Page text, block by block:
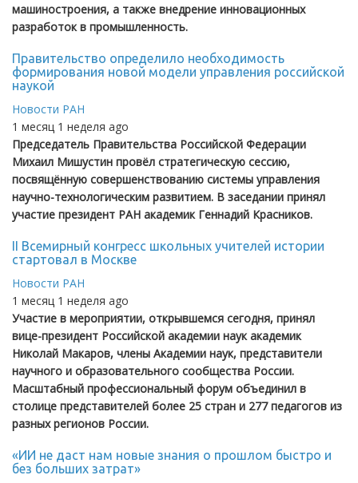
машиностроения, а также внедрение инновационных
разработок в промышленность.
Правительство определило необходимость
формирования новой модели управления российской
наукой
Новости РАН
1 месяц 1 неделя ago
Председатель Правительства Российской Федерации
Михаил Мишустин провёл стратегическую сессию,
посвящённую совершенствованию системы управления
научно-технологическим развитием. В заседании принял
участие президент РАН академик Геннадий Красников.
II Всемирный конгресс школьных учителей истории
стартовал в Москве
Новости РАН
1 месяц 1 неделя ago
Участие в мероприятии, открывшемся сегодня, принял
вице-президент Российской академии наук академик
Николай Макаров, члены Академии наук, представители
научного и образовательного сообщества России.
Масштабный профессиональный форум объединил в
столице представителей более 25 стран и 277 педагогов из
разных регионов России.
«ИИ не даст нам новые знания о прошлом быстро и
без больших затрат»